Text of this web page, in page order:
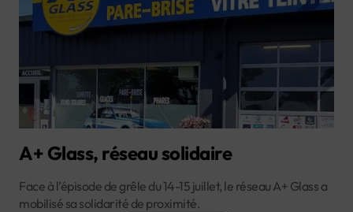
A+ Glass, réseau solidaire
Face à l’épisode de grêle du 14-15 juillet, le réseau A+ Glass a
mobilisé sa solidarité de proximité.